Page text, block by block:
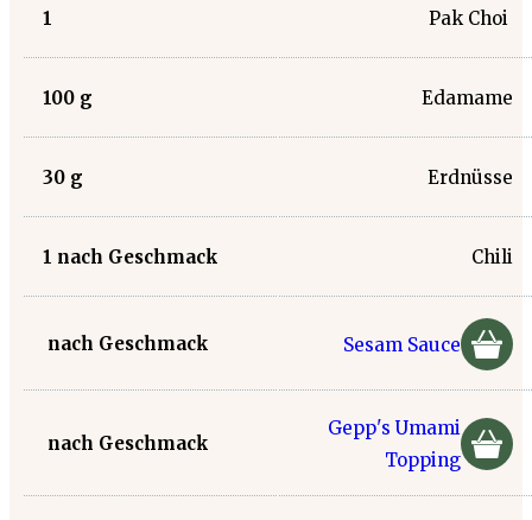
1 Pak Choi
100 g Edamame
30 g Erdnüsse
1 nach Geschmack Chili
nach Geschmack Sesam Sauce
nach Geschmack
Gepp's Umami
Topping